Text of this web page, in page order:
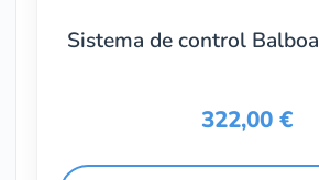
Sistema de control
322,00 €